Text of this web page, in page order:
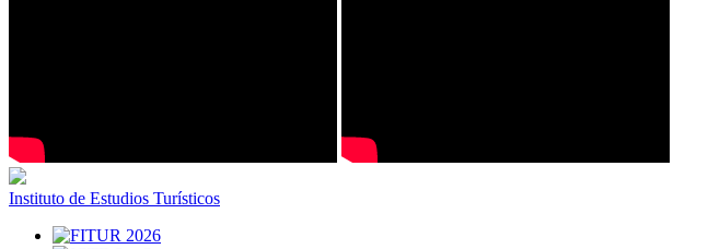
Instituto de Estudios Turísticos